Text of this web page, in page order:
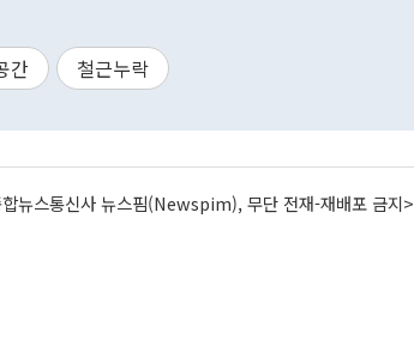
간 철근누락
뉴스통신사 뉴스핌(Newspim), 무단 전재-재배포 금지>